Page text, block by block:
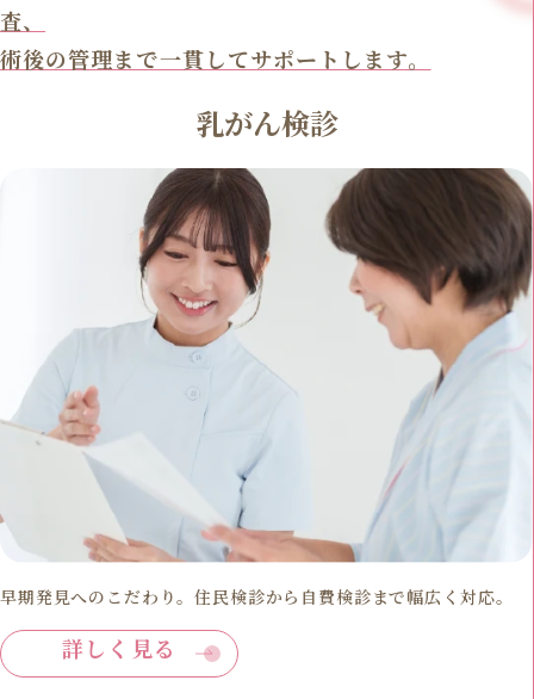
査、
術後の管理まで一貫してサポートします。
乳がん検診
早期発見へのこだわり。住民検診から自費検診まで幅広く対応。
詳しく見る